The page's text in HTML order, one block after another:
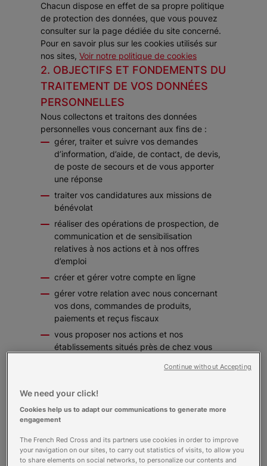
Chacun dispose en effet de sa propre politique
de protection des données, que vous pouvez
consulter sur la page dédiée du site concerné.
Pour en savoir plus sur les cookies utilisés sur
nos sites, Voir notre politique de cookies
2. OBJECTIFS ET FONDEMENTS DU
TRAITEMENT DE VOS DONNÉES
PERSONNELLES
Nous collectons et traitons des données
personnelles vous concernant aux fins de :
gérer, traiter et suivre vos demandes
d’information, d’aide, de contact, de devis,
de poste de secours et de vous apporter
une réponse
traiter vos candidatures aux missions de
bénévolat
réaliser des opérations de prospection, de
communication et de sensibilisation
relatives à nos actions et à nos offres
d’emploi
créer et gérer votre compte en ligne
gérer votre relation avec nous concernant
vos dons, commandes de produits,
paiements et reçus fiscaux
vous proposer nos actions et nos
établissements situés près de chez vous
gérer et traiter vos demandes d’inscription
gérer et traiter le paiement en ligne des
gérer et traiter vos candidatures en ligne à
l’international
publier les résultats de concours ou
We need your click!
Cookies help us to adapt our communications to generate more
engagement
The French Red Cross and its partners use cookies in order to improve
your navigation on our sites, to carry out statistics of visits, to allow you
to share elements on social networks, to personalize our contents and
Continue without Accepting